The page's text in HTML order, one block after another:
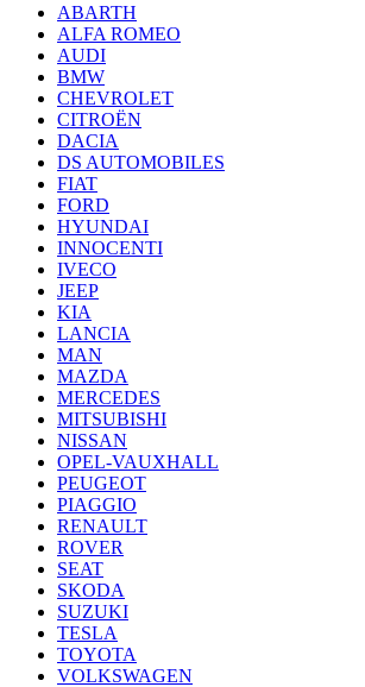
ABARTH
ALFA ROMEO
AUDI
BMW
CHEVROLET
CITROËN
DACIA
DS AUTOMOBILES
FIAT
FORD
HYUNDAI
INNOCENTI
IVECO
JEEP
KIA
LANCIA
MAN
MAZDA
MERCEDES
MITSUBISHI
NISSAN
OPEL-VAUXHALL
PEUGEOT
PIAGGIO
RENAULT
ROVER
SEAT
SKODA
SUZUKI
TESLA
TOYOTA
VOLKSWAGEN